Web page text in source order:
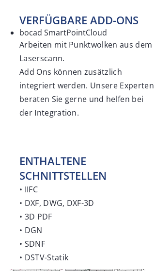
VERFÜGBARE ADD-ONS
bocad SmartPointCloud
Arbeiten mit Punktwolken aus dem
Laserscann.
Add Ons können zusätzlich
integriert werden. Unsere Experten
beraten Sie gerne und helfen bei
der Integration.
ENTHALTENE
SCHNITTSTELLEN
• IIFC
• DXF, DWG, DXF-3D
• 3D PDF
• DGN
• SDNF
• DSTV-Statik